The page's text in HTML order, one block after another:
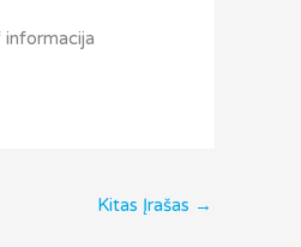
Kitas Įrašas →